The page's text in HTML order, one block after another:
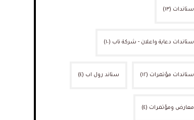
ستاندات (١٣)
ستاندات دعاية واعلان - شركة ناب (١٠)
ستاندات مؤتمرات (١٢) ستاند رول اب (٤)
معارض ومؤتمرات (٤)